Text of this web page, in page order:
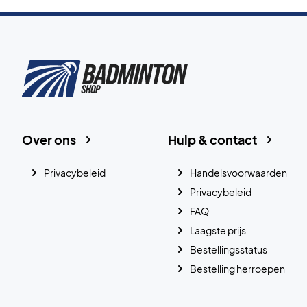
Hulp & contact
Handelsvoorwaarden
Privacybeleid
FAQ
Laagste prijs
Bestellingsstatus
Bestelling herroepen
Over ons
Privacybeleid